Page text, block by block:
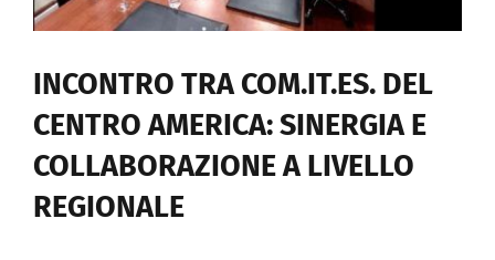
Notizie
REGISTRATI
INCONTRO TRA COM.IT.ES. DEL
CENTRO AMERICA: SINERGIA E
COLLABORAZIONE A LIVELLO
REGIONALE